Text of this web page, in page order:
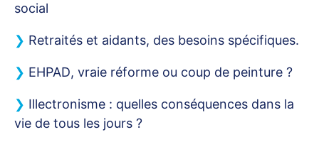
social
Retraités et aidants, des besoins spécifiques.
EHPAD, vraie réforme ou coup de peinture ?
Illectronisme : quelles conséquences dans la
vie de tous les jours ?